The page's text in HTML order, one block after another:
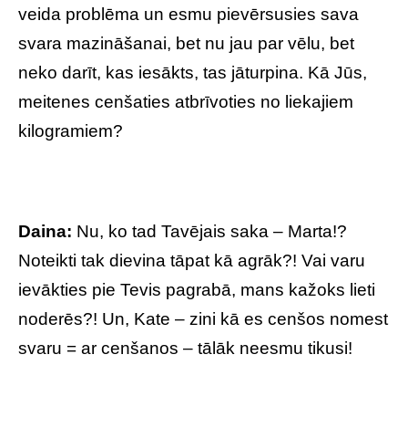
veida problēma un esmu pievērsusies sava
svara mazināšanai, bet nu jau par vēlu, bet
neko darīt, kas iesākts, tas jāturpina. Kā Jūs,
meitenes cenšaties atbrīvoties no liekajiem
kilogramiem?
Daina: Nu, ko tad Tavējais saka – Marta!?
Noteikti tak dievina tāpat kā agrāk?! Vai varu
ievākties pie Tevis pagrabā, mans kažoks lieti
noderēs?! Un, Kate – zini kā es cenšos nomest
svaru = ar cenšanos – tālāk neesmu tikusi!